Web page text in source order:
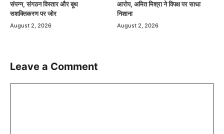
संपन्न, संगठन विस्तार और बूथ
सशक्तिकरण पर जोर
August 2, 2026
आरोप, अमित मिश्रा ने विपक्ष पर साधा
निशाना
August 2, 2026
Leave a Comment